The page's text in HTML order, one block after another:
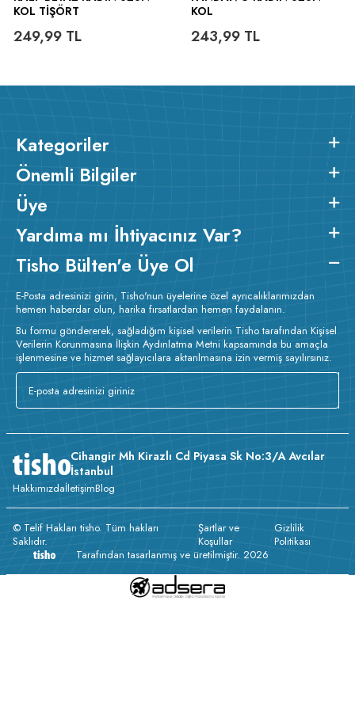
KOL TIŞÖRT
249,99 TL
KOL
243,99TL
Kategoriler
Önemli Bilgiler
Üye
Yardıma mı İhtiyacınız Var?
Tisho Bülten'e Üye Ol
E-Posta adresinizi girin, Tisho'nun üyelerine özel ayrıcalıklarımızdan
hemen haberdar olun, harika fırsatlardan hemen faydalanın.
Bu formu göndererek, sağladığım kişisel verilerin Tisho tarafından Kişisel
Verilerin Korunmasına İlişkin Aydınlatma Metni kapsamında bu amaçla
işlenmesine ve hizmet sağlayıcılara aktarılmasına izin vermiş sayılırsınız.
Cihangir Mh Kirazlı Cd Piyasa Sk No:3/A Avcılar
İstanbul
HakkımızdaİletişimBlog
© Telif Hakları tisho. Tüm hakları
Saklıdır.
Şartlar ve
Koşullar
Gizlilik
Politikası
Tarafından tasarlanmış ve üretilmiştir. 2026